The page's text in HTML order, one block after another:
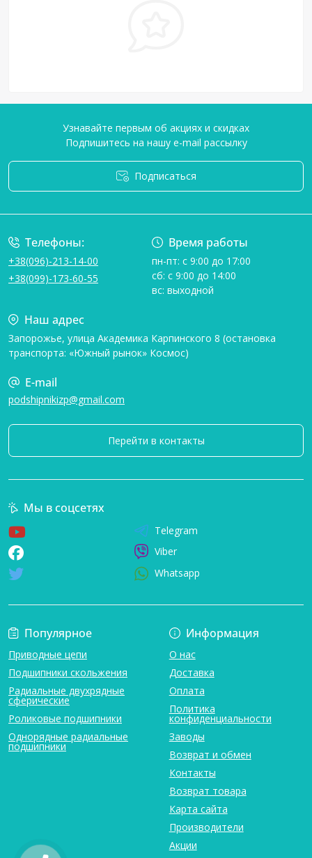
Узнавайте первым об акциях и скидках
Подпишитесь на нашу e-mail рассылку
Подписаться
Телефоны:
+38(096)-213-14-00
+38(099)-173-60-55
Время работы
пн-пт: с 9:00 до 17:00
сб: с 9:00 до 14:00
вс: выходной
Наш адрес
Запорожье, улица Академика Карпинского 8 (остановка
транспорта: «Южный рынок» Космос)
E-mail
podshipnikizp@gmail.com
Перейти в контакты
Популярное
Приводные цепи
Подшипники скольжения
Радиальные двухрядные
сферические
Роликовые подшипники
Однорядные радиальные
подшипники
Информация
О нас
Доставка
Оплата
Политика
конфиденциальности
Заводы
Возврат и обмен
Контакты
Возврат товара
Карта сайта
Производители
Акции
Мы в соцсетях
Telegram
Viber
Whatsapp